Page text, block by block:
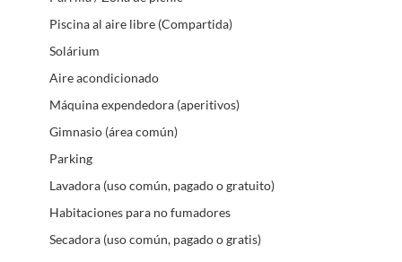
Piscina al aire libre (Compartida)
Solárium
Aire acondicionado
Máquina expendedora (aperitivos)
Gimnasio (área común)
Parking
Lavadora (uso común, pagado o gratuito)
Habitaciones para no fumadores
Secadora (uso común, pagado o gratis)